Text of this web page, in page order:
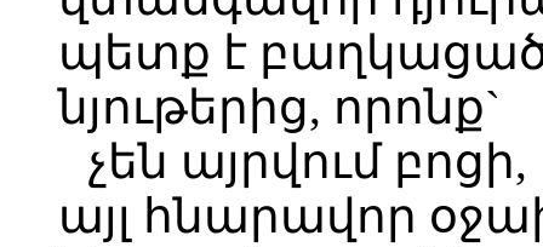
պետք է բաղկացած
նյութերից, որոնք`
չեն այրվում
այլ հնարավոր